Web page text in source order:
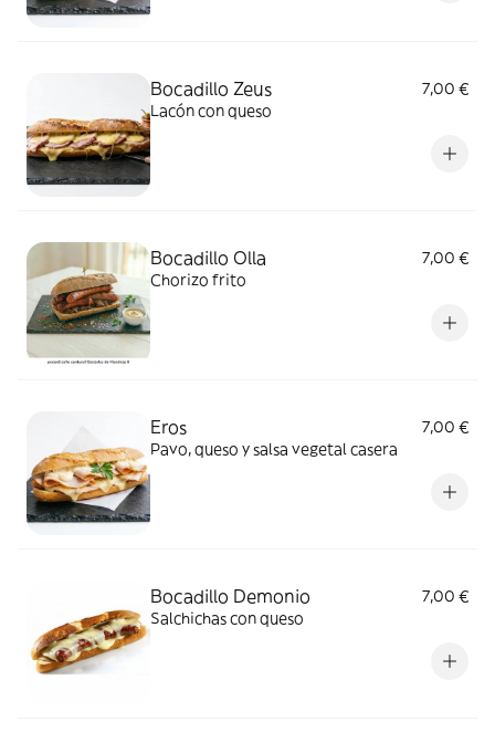
Bocadillo Zeus
7,00 €
Lacón con queso
Bocadillo Olla
7,00 €
Chorizo frito
Eros
7,00 €
Pavo, queso y salsa vegetal casera
Bocadillo Demonio
7,00 €
Salchichas con queso